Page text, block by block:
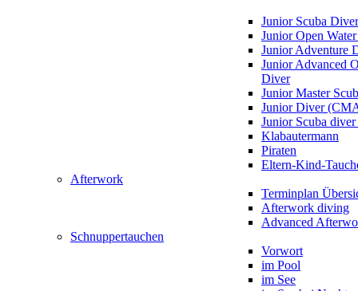
Junior Scuba Diver
Junior Open
Junior Adventure
Junior Advanced
Diver
Junior Master
Junior Diver
Junior Scuba
Klabautermann
Piraten
Eltern-Kind-
Afterwork
Terminplan
Afterwork diving
Advanced
Schnuppertauchen
Vorwort
im Pool
im See